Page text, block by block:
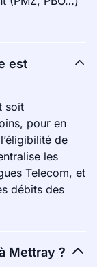
est
soit
pour en
de
les
Telecom, et
débits des
Mettray ?